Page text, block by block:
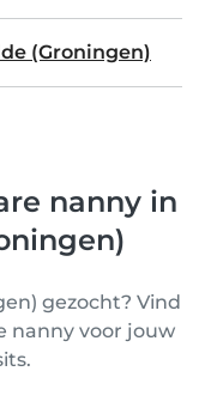
(Groningen)
nanny in
gezocht? Vind
nanny voor jouw